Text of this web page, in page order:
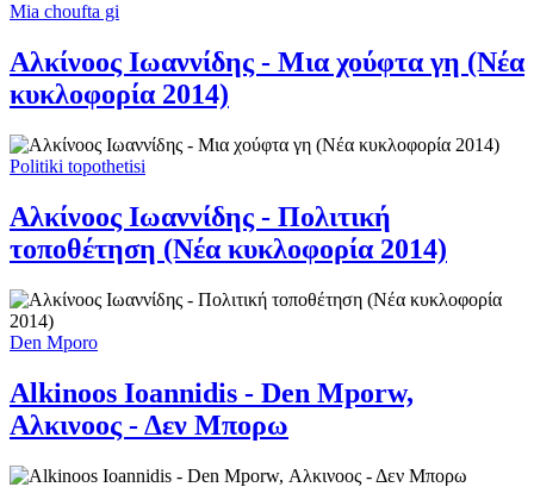
Mia choufta gi
Αλκίνοος Ιωαννίδης - Μια χούφτα γη (Νέα
κυκλοφορία 2014)
Politiki topothetisi
Αλκίνοος Ιωαννίδης - Πολιτική
τοποθέτηση (Νέα κυκλοφορία 2014)
Den Mporo
Alkinoos Ioannidis - Den Mporw,
Αλκινοος - Δεν Μπορω